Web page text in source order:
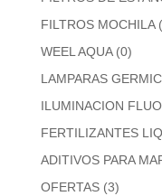
FILTROS MOCHILA
WEEL AQUA (0)
LAMPARAS
ILUMINACION
FERTILIZANTES
ADITIVOS PARA
OFERTAS (3)